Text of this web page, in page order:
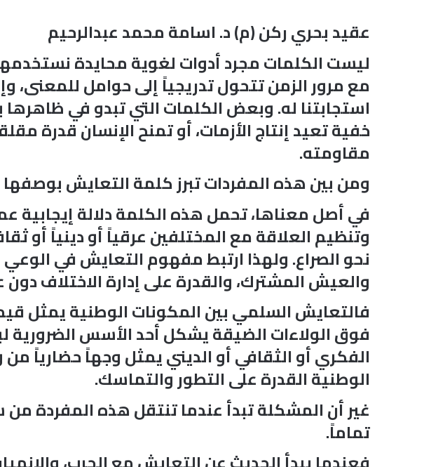
عقيد بحري ركن (م) د. اسامة محمد عبدالرحيم
ليست الكلمات مجرد أدوات لغوية محايدة نستخدمها
مع مرور الزمن تتحول تدريجياً إلى حوامل
استجابتنا له. وبعض الكلمات التي تبدو في ظاهرها
خفية تعيد إنتاج الأزمات، أو تمنح الإنسان قدرة
مقاومته.
ومن بين هذه المفردات تبرز كلمة التعايش بوصفها
في أصل معناها، تحمل هذه الكلمة دلالة إيجابية
وتنظيم العلاقة مع المختلفين عرقياً أو دينياً أو
نحو الصراع. ولهذا ارتبط مفهوم التعايش في الوعي
والعيش المشترك، والقدرة على إدارة الاختلاف
فالتعايش السلمي بين المكونات الوطنية يمثل
فوق الولاءات الضيقة يشكل أحد الأسس الضرورية
الفكري أو الثقافي أو الديني يمثل وجهاً حضارياً
الوطنية القدرة على التطور والتماسك.
غير أن المشكلة تبدأ عندما تنتقل هذه المفردة
تماماً.